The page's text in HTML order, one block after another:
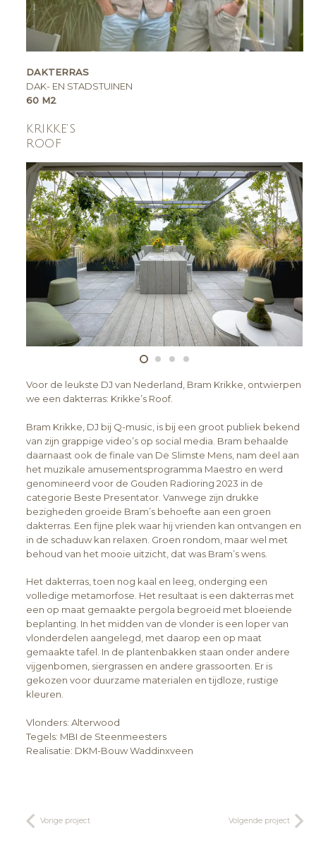
DAKTERRAS
DAK- EN STADSTUINEN
60 M2
KRIKKE’S
ROOF
Voor de leukste DJ van Nederland, Bram Krikke, ontwierpen
we een dakterras: Krikke’s Roof.
Bram Krikke, DJ bij Q-music, is bij een groot publiek bekend
van zijn grappige video’s op social media. Bram behaalde
daarnaast ook de finale van De Slimste Mens, nam deel aan
het muzikale amusementsprogramma Maestro en werd
genomineerd voor de Gouden Radioring 2023 in de
categorie Beste Presentator. Vanwege zijn drukke
bezigheden groeide Bram’s behoefte aan een groen
dakterras. Een fijne plek waar hij vrienden kan ontvangen en
in de schaduw kan relaxen. Groen rondom, maar wel met
behoud van het mooie uitzicht, dat was Bram’s wens.
Het dakterras, toen nog kaal en leeg, onderging een
volledige metamorfose. Het resultaat is een dakterras met
een op maat gemaakte pergola begroeid met bloeiende
beplanting. In het midden van de vlonder is een loper van
vlonderdelen aangelegd, met daarop een op maat
gemaakte tafel. In de plantenbakken staan onder andere
vijgenbomen, siergrassen en andere grassoorten. Er is
gekozen voor duurzame materialen en tijdloze, rustige
kleuren.
Vlonders: Alterwood
Tegels: MBI de Steenmeesters
Realisatie: DKM-Bouw Waddinxveen
Vorige project Volgende project